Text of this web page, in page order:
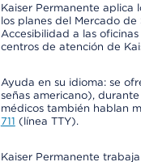
Kaiser Permanente aplica
los planes del Mercado
Accesibilidad a las
centros de atención de
Ayuda en su idioma: se
señas americano),
médicos también hablan
711 (línea TTY).
Kaiser Permanente